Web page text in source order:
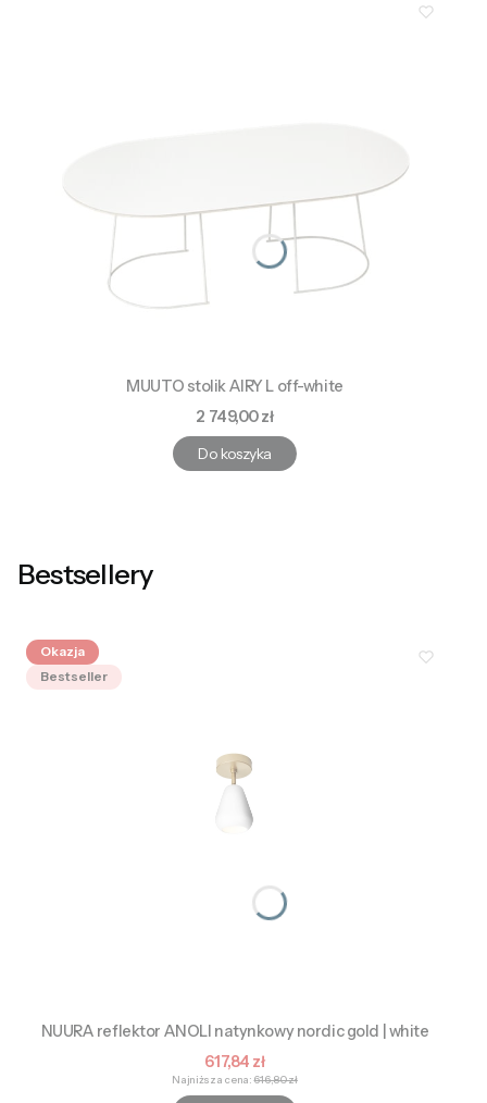
MUUTO stolik AIRY L off-white
Cena
2 749,00 zł
Do koszyka
Bestsellery
Okazja
Bestseller
NUURA reflektor ANOLI natynkowy nordic gold | white
Cena promocyjna
617,84 zł
Najniższa cena: 616,80 zł